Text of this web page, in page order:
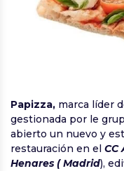
Papizza, marca líder
gestionada por le
abierto un nuevo y
restauración en el CC
Henares ( Madrid),